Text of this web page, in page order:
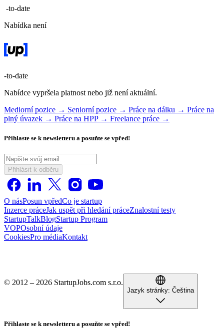
-to-date
Nabídka není
-to-date
Nabídce vypršela platnost nebo již není aktuální.
Mediorní pozice → Seniorní pozice → Práce na dálku → Práce na
plný úvazek → Práce na HPP → Freelance práce →
Přihlaste se k newsletteru a posuňte se vpřed!
Přihlásit k odběru
O násPosun vpředCo je startup
Inzerce práceJak uspět při hledání práceZnalostní testy
StartupTalkBlogStartup Program
VOPOsobní údaje
CookiesPro médiaKontakt
© 2012 – 2026 StartupJobs.com s.r.o.
Jazyk stránky: Čeština
Přihlaste se k newsletteru a posuňte se vpřed!